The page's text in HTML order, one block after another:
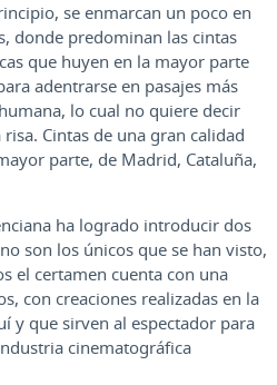
se enmarcan un poco en
donde predominan las cintas
que huyen en la mayor parte
adentrarse en pasajes más
lo cual no quiere decir
Cintas de una gran calidad
parte, de Madrid, Cataluña,
ha logrado introducir dos
son los únicos que se han visto,
el certamen cuenta con una
con creaciones realizadas en la
y que sirven al espectador para
cinematográfica